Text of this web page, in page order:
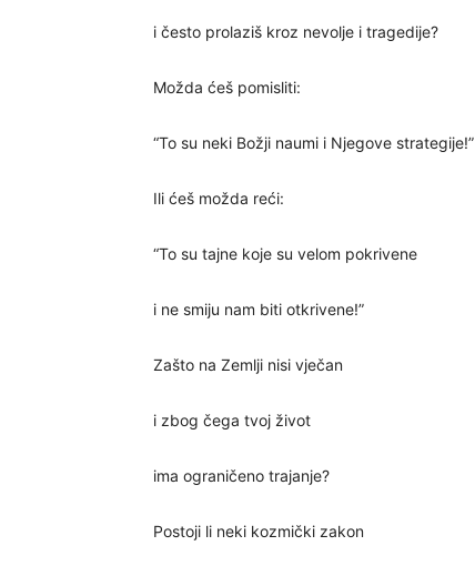
i često prolaziš kroz nevolje i tragedije?
Možda ćeš pomisliti:
“To su neki Božji naumi i Njegove strategije!”
Ili ćeš možda reći:
“To su tajne koje su velom pokrivene
i ne smiju nam biti otkrivene!”
Zašto na Zemlji nisi vječan
i zbog čega tvoj život
ima ograničeno trajanje?
Postoji li neki kozmički zakon